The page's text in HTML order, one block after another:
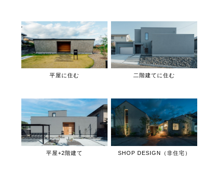
平屋に住む 二階建てに住む
平屋+2階建て SHOP DESIGN（非住宅）